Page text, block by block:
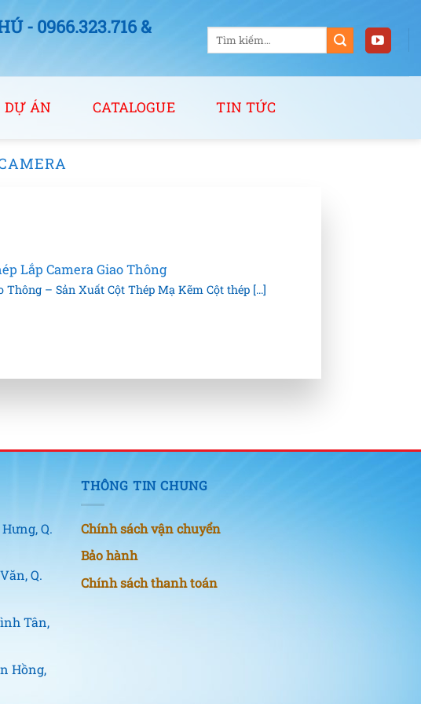
- 0966.323.716 &
Tìm
kiếm:
DỰ ÁN CATALOGUE TIN TỨC
Lắp Camera Giao Thông
Thông – Sản Xuất Cột Thép Mạ Kẽm Cột thép [...]
Q.
Q.
Tân,
Hồng,
THÔNG TIN CHUNG
Chính sách vận chuyển
Bảo hành
Chính sách thanh toán